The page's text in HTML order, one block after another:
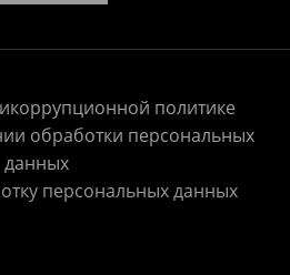
политике
обработки персональных
данных
персональных данных